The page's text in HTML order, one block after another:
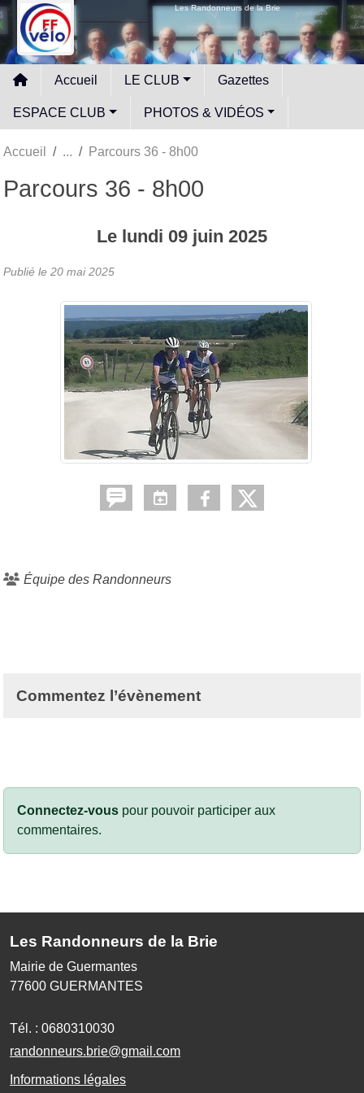
Les Randonneurs de la Brie
Accueil LE CLUB Gazettes
ESPACE CLUB PHOTOS & VIDÉOS
Accueil Parcours 36 - 8h00
Parcours 36 - 8h00
Le lundi 09 juin 2025
Publié le 20 mai 2025
Équipe des Randonneurs
Commentez l’évènement
Connectez-vous pour pouvoir participer aux
commentaires.
Les Randonneurs de la Brie
Mairie de Guermantes
77600 GUERMANTES
Tél. : 0680310030
randonneurs.brie@gmail.com
Informations légales
Panneau de gestion des cookies